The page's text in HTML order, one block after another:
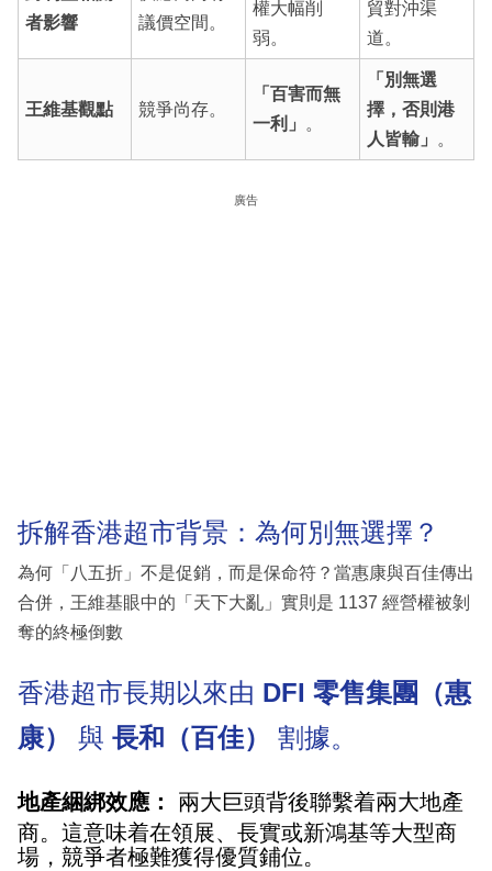
者影響
議價空間。
權大幅削
弱。
貿對沖渠
道。
王維基觀點 競爭尚存。
「百害而無
一利」
。
「別無選
擇，否則港
人皆輸」
。
廣告
拆解香港超市背景：為何別無選擇？
為何「八五折」不是促銷，而是保命符？當惠康與百佳傳出
合併，王維基眼中的「天下大亂」實則是 1137 經營權被剝
奪的終極倒數
香港超市長期以來由 DFI 零售集團（惠
康）
與 長和（百佳） 割據。
地產綑綁效應：
兩大巨頭背後聯繫着兩大地產
商。這意味着在領展、長實或新鴻基等大型商
場，競爭者極難獲得優質鋪位。